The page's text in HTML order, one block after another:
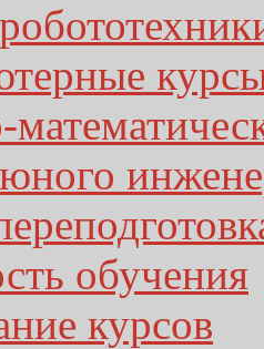
обучения
курсов